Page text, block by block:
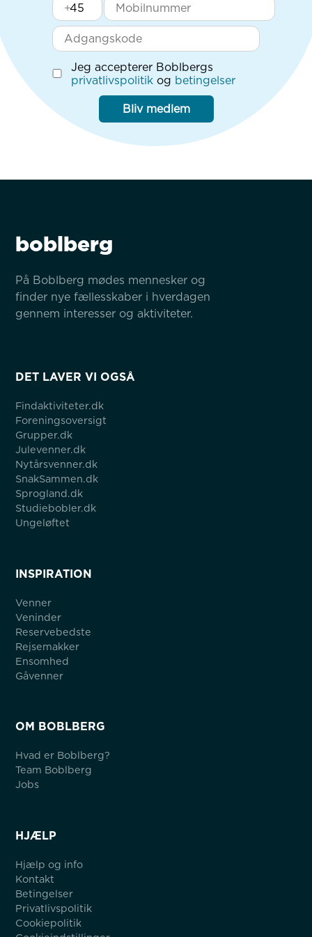
+
Jeg accepterer Boblbergs
privatlivspolitik og betingelser
Bliv medlem
boblberg
På Boblberg mødes mennesker og
finder nye fællesskaber i hverdagen
gennem interesser og aktiviteter.
DET LAVER VI OGSÅ
Findaktiviteter.dk
Foreningsoversigt
Grupper.dk
Julevenner.dk
Nytårsvenner.dk
SnakSammen.dk
Sprogland.dk
Studiebobler.dk
Ungeløftet
INSPIRATION
Venner
Veninder
Reservebedste
Rejsemakker
Ensomhed
Gåvenner
OM BOBLBERG
Hvad er Boblberg?
Team Boblberg
Jobs
HJÆLP
Hjælp og info
Kontakt
Betingelser
Privatlivspolitik
Cookiepolitik